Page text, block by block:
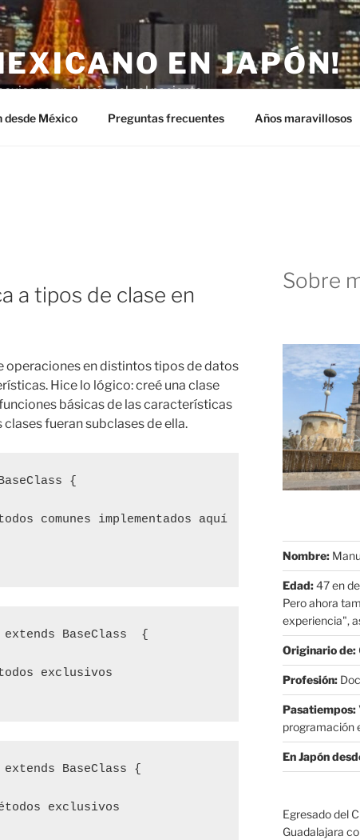
EN JAPÓN!
en el país del sol naciente.
desde México Preguntas frecuentes Años maravillosos
a tipos de clase en
operaciones en distintos tipos de datos
Hice lo lógico: creé una clase
básicas de las características
fueran subclases de ella.
{
comunes implementados aquí
BaseClass  {
exclusivos
BaseClass {
exclusivos
Sobre
Nombre:
Edad:47 en
Pero ahora
experiencia",
Originario de:
Profesión:
Pasatiempos:
programación
En Japón
Egresado del
Guadalajara